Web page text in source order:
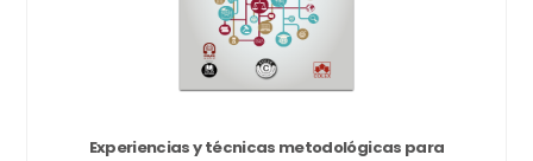
Experiencias y técnicas metodológicas para